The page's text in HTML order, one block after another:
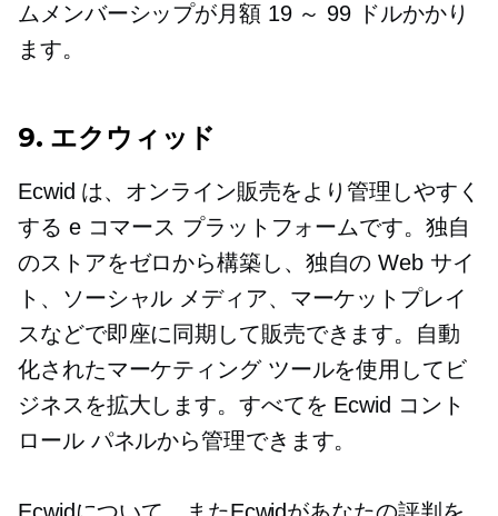
ムメンバーシップが月額 19 ～ 99 ドルかかり
ます。
9. エクウィッド
Ecwid は、オンライン販売をより管理しやすく
する e コマース プラットフォームです。独自
のストアをゼロから構築し、独自の Web サイ
ト、ソーシャル メディア、マーケットプレイ
スなどで即座に同期して販売できます。自動
化されたマーケティング ツールを使用してビ
ジネスを拡大します。すべてを Ecwid コント
ロール パネルから管理できます。